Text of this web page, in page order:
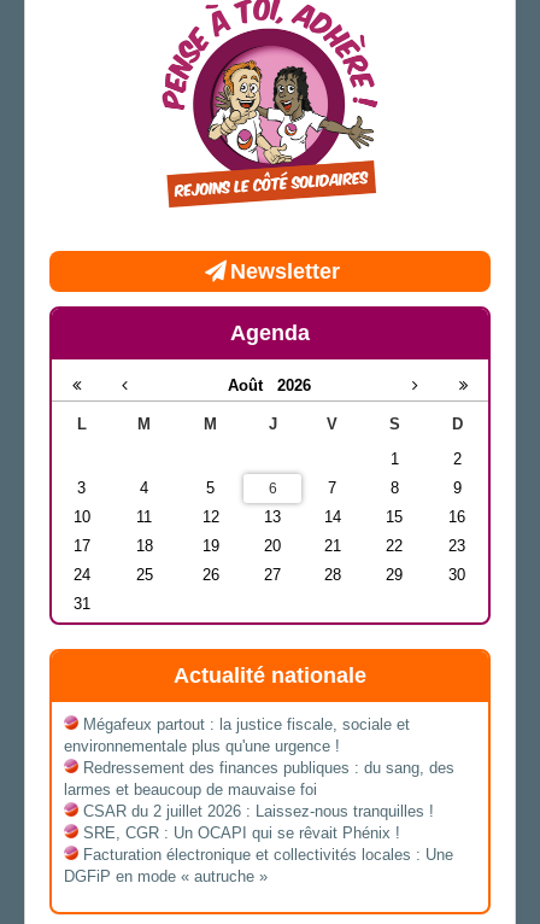
Newsletter
Agenda
Août 2026
L M M J V S
D
1
2
3
4 5 6 7 8
9
10
11 12 13 14 15
16
17
18 19 20 21 22
23
24
25 26 27 28 29
30
31
Actualité nationale
Mégafeux partout : la justice fiscale, sociale et
environnementale plus qu'une urgence !
Redressement des finances publiques : du sang, des
larmes et beaucoup de mauvaise foi
CSAR du 2 juillet 2026 : Laissez-nous tranquilles !
SRE, CGR : Un OCAPI qui se rêvait Phénix !
Facturation électronique et collectivités locales : Une
DGFiP en mode « autruche »